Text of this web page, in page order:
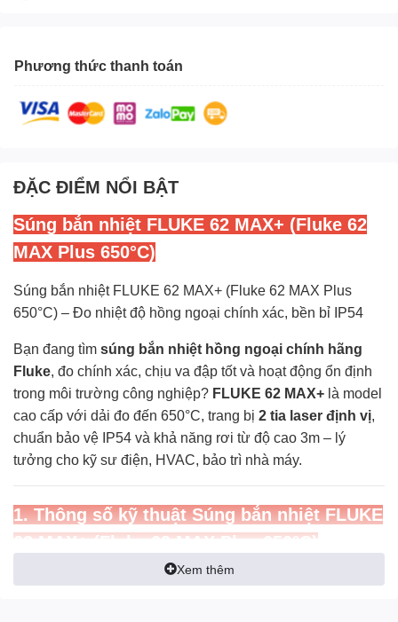
Phương thức thanh toán
ĐẶC ĐIỂM NỔI BẬT
Súng bắn nhiệt FLUKE 62 MAX+ (Fluke 62
MAX Plus 650°C)
Súng bắn nhiệt FLUKE 62 MAX+ (Fluke 62 MAX Plus
650°C) – Đo nhiệt độ hồng ngoại chính xác, bền bỉ IP54
Bạn đang tìm súng bắn nhiệt hồng ngoại chính hãng
Fluke, đo chính xác, chịu va đập tốt và hoạt động ổn định
trong môi trường công nghiệp? FLUKE 62 MAX+ là model
cao cấp với dải đo đến 650°C, trang bị 2 tia laser định vị,
chuẩn bảo vệ IP54 và khả năng rơi từ độ cao 3m – lý
tưởng cho kỹ sư điện, HVAC, bảo trì nhà máy.
1. Thông số kỹ thuậtSúng bắn nhiệt FLUKE
62 MAX+ (Fluke 62 MAX Plus 650°C)
Xem thêm